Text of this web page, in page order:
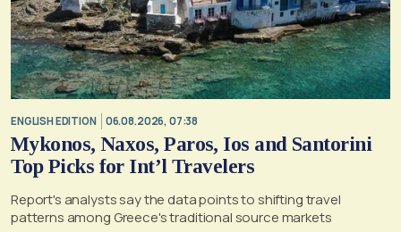
ENGLISH EDITION 06.08.2026, 07:38
Mykonos, Naxos, Paros, Ios and Santorini
Top Picks for Int’l Travelers
Report's analysts say the data points to shifting travel
patterns among Greece's traditional source markets